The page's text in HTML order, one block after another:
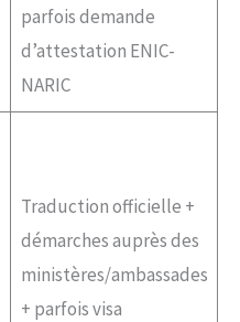
parfois demande
d’attestation ENIC-
NARIC
Traduction officielle +
démarches auprès des
ministères/ambassades
+ parfois visa